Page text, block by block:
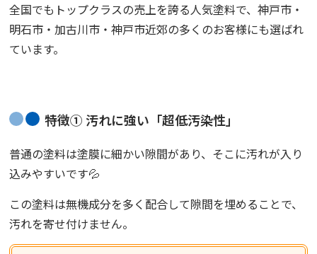
全国でもトップクラスの売上を誇る人気塗料で、神戸市・
明石市・加古川市・神戸市近郊の多くのお客様にも選ばれ
ています。
特徴① 汚れに強い「超低汚染性」
普通の塗料は塗膜に細かい隙間があり、そこに汚れが入り
込みやすいです💦
この塗料は無機成分を多く配合して隙間を埋めることで、
汚れを寄せ付けません。